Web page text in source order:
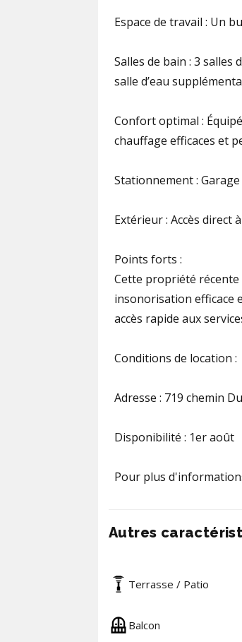
Espace de travail : Un
Salles de bain : 3
salle d’eau
Confort optimal :
chauffage efficaces et
Stationnement :
Extérieur : Accès
Points forts :
Cette propriété
insonorisation efficace
accès rapide aux
Conditions de location :
Adresse : 719 chemin
Disponibilité : 1er août
Pour plus
Autres
Terrasse / Patio
Balcon